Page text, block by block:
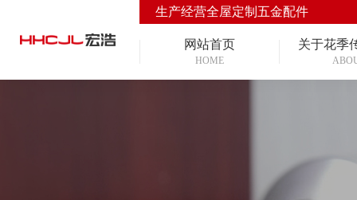
生产经营全屋定制五金配件
网站首页
HOME
关于花季